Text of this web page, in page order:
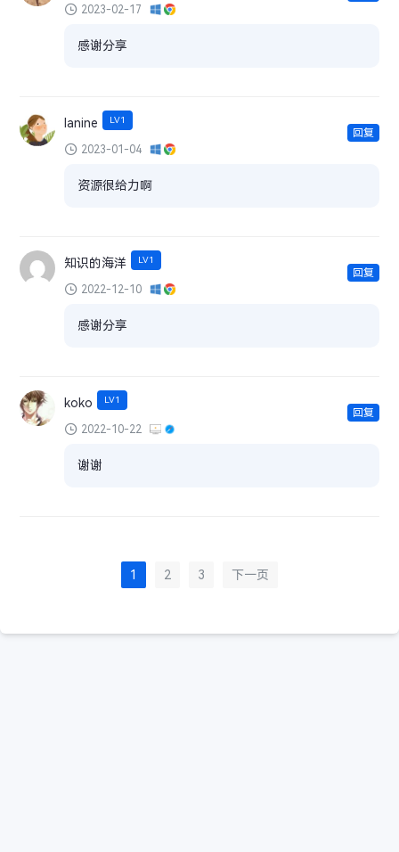
2023-02-17
感谢分享
lanine LV1
2023-01-04
资源很给力啊
回复
知识的海洋 LV1
2022-12-10
感谢分享
回复
koko LV1
2022-10-22
谢谢
回复
1 2 3 下一页